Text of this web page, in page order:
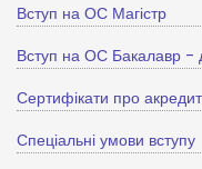
Вступ на ОС Магістр
Вступ на ОС Бакалавр -
Сертифікати про
Спеціальні умови вступу